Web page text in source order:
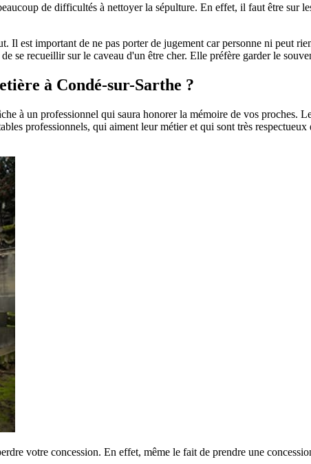
de difficultés à nettoyer la sépulture. En effet, il faut être sur
est important de ne pas porter de jugement car personne ni peut
se recueillir sur le caveau d'un être cher. Elle préfère garder le
à Condé-sur-Sarthe ?
à un professionnel qui saura honorer la mémoire de vos proches.
professionnels, qui aiment leur métier et qui sont très
votre concession. En effet, même le fait de prendre une